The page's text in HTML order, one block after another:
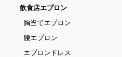
飲食店エプロン
胸当てエプロン
腰エプロン
エプロンドレス